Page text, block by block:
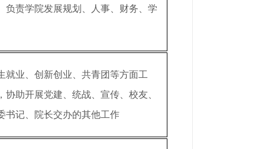
负责学院发展规划、人事、财务、学
就业、创新创业、共青团等方面工
助开展党建、统战、宣传、校友、
书记、院长交办的其他工作